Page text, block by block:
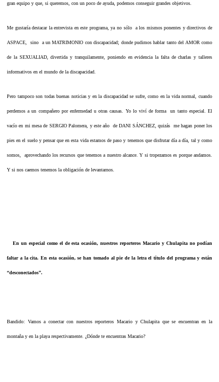
gran equipo y que, si queremos, con un poco de ayuda, podemos conseguir grandes objetivos.
Me gustaría destacar la entrevista en este programa, ya no sólo a los mismos ponentes y directivos de
ASPACE, sino a un MATRIMONIO con discapacidad; donde pudimos hablar tanto del AMOR como
de la SEXUALIAD, divertida y tranquilamente, poniendo en evidencia la falta de charlas y talleres
informativos en el mundo de la discapacidad.
Pero tampoco son todas buenas noticias y en la discapacidad se sufre, como en la vida normal, cuando
perdemos a un compañero por enfermedad u otras causas. Yo lo viví de forma un tanto especial. El
vacío en mi mesa de SERGIO Palomera, y este año de DANI SÁNCHEZ, quizás me hagan poner los
pies en el suelo y pensar que en esta vida estamos de paso y tenemos que disfrutar día a día, tal y como
somos, aprovechando los recursos que tenemos a nuestro alcance. Y si tropezamos es porque andamos.
Y si nos caemos tenemos la obligación de levantarnos.
En un especial como el de esta ocasión, nuestros reporteros Macario y Chulapita no podían
faltar a la cita. En esta ocasión, se han tomado al pie de la letra el título del programa y están
“desconectados”.
Bandido: Vamos a conectar con nuestros reporteros Macario y Chulapita que se encuentran en la
montaña y en la playa respectivamente. ¿Dónde te encuentras Macario?